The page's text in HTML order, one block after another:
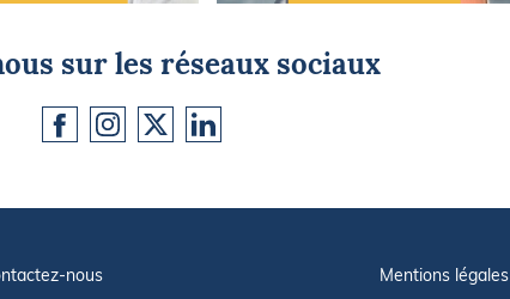
sur les réseaux sociaux
nous Mentions légales